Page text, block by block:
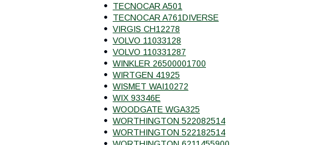
TECNOCAR A501
TECNOCAR A761DIVERSE
VIRGIS CH12278
VOLVO 11033128
VOLVO 110331287
WINKLER 26500001700
WIRTGEN 41925
WISMET WAI10272
WIX 93346E
WOODGATE WGA325
WORTHINGTON 522082514
WORTHINGTON 522182514